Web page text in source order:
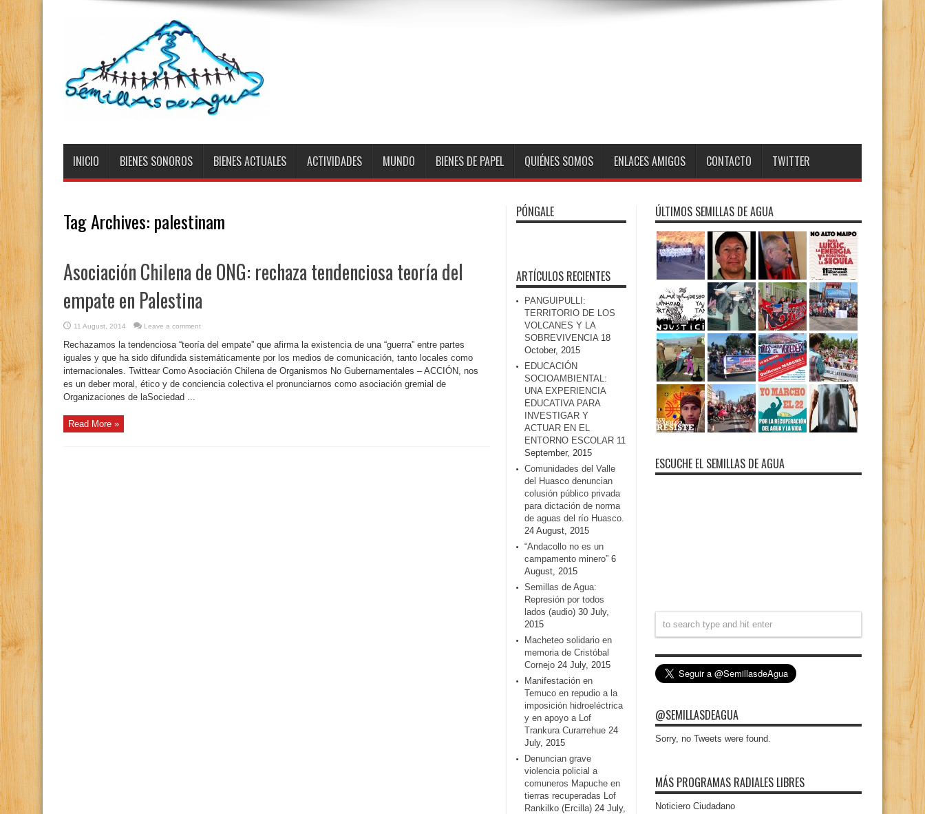
INICIO BIENES SONOROS BIENES ACTUALES ACTIVIDADES MUNDO BIENES DE PAPEL QUIÉNES SOMOS ENLACES AMIGOS CONTACTO TWITTER
Tag Archives: palestinam
Asociación Chilena de ONG: rechaza tendenciosa teoría del
empate en Palestina
11 August, 2014 Leave a comment
Rechazamos la tendenciosa “teoría del empate” que afirma la existencia de una “guerra” entre partes
iguales y que ha sido difundida sistemáticamente por los medios de comunicación, tanto locales como
internacionales. Twittear Como Asociación Chilena de Organismos No Gubernamentales – ACCIÓN, nos
es un deber moral, ético y de conciencia colectiva el pronunciarnos como asociación gremial de
Organizaciones de laSociedad ...
Read More »
PÓNGALE
ARTÍCULOS RECIENTES
PANGUIPULLI:
TERRITORIO DE LOS
VOLCANES Y LA
SOBREVIVENCIA 18
October, 2015
EDUCACIÓN
SOCIOAMBIENTAL:
UNA EXPERIENCIA
EDUCATIVA PARA
INVESTIGAR Y
ACTUAR EN EL
ENTORNO ESCOLAR 11
September, 2015
Comunidades del Valle
del Huasco denuncian
colusión público privada
para dictación de norma
de aguas del río Huasco.
24 August, 2015
“Andacollo no es un
campamento minero” 6
August, 2015
Semillas de Agua:
Represión por todos
lados (audio) 30 July,
2015
Macheteo solidario en
memoria de Cristóbal
Cornejo 24 July, 2015
Manifestación en
Temuco en repudio a la
imposición hidroeléctrica
y en apoyo a Lof
Trankura Curarrehue 24
July, 2015
Denuncian grave
violencia policial a
comuneros Mapuche en
tierras recuperadas Lof
Rankilko (Ercilla) 24 July,
ÚLTIMOS SEMILLAS DE AGUA
ESCUCHE EL SEMILLAS DE AGUA
@SEMILLASDEAGUA
Sorry, no Tweets were found.
MÁS PROGRAMAS RADIALES LIBRES
Noticiero Ciudadano